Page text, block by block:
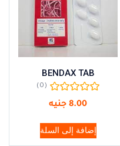
BENDAX TAB
(0)
8.00 جنيه
إضافة إلى السلة